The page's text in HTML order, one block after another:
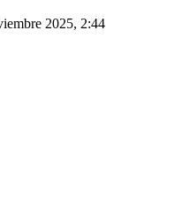
2025, 2:44